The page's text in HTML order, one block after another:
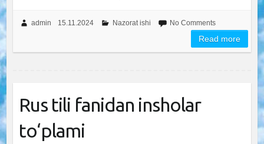
admin 15.11.2024 Nazorat ishi No Comments
Read more
Rus tili fanidan insholar
to‘plami